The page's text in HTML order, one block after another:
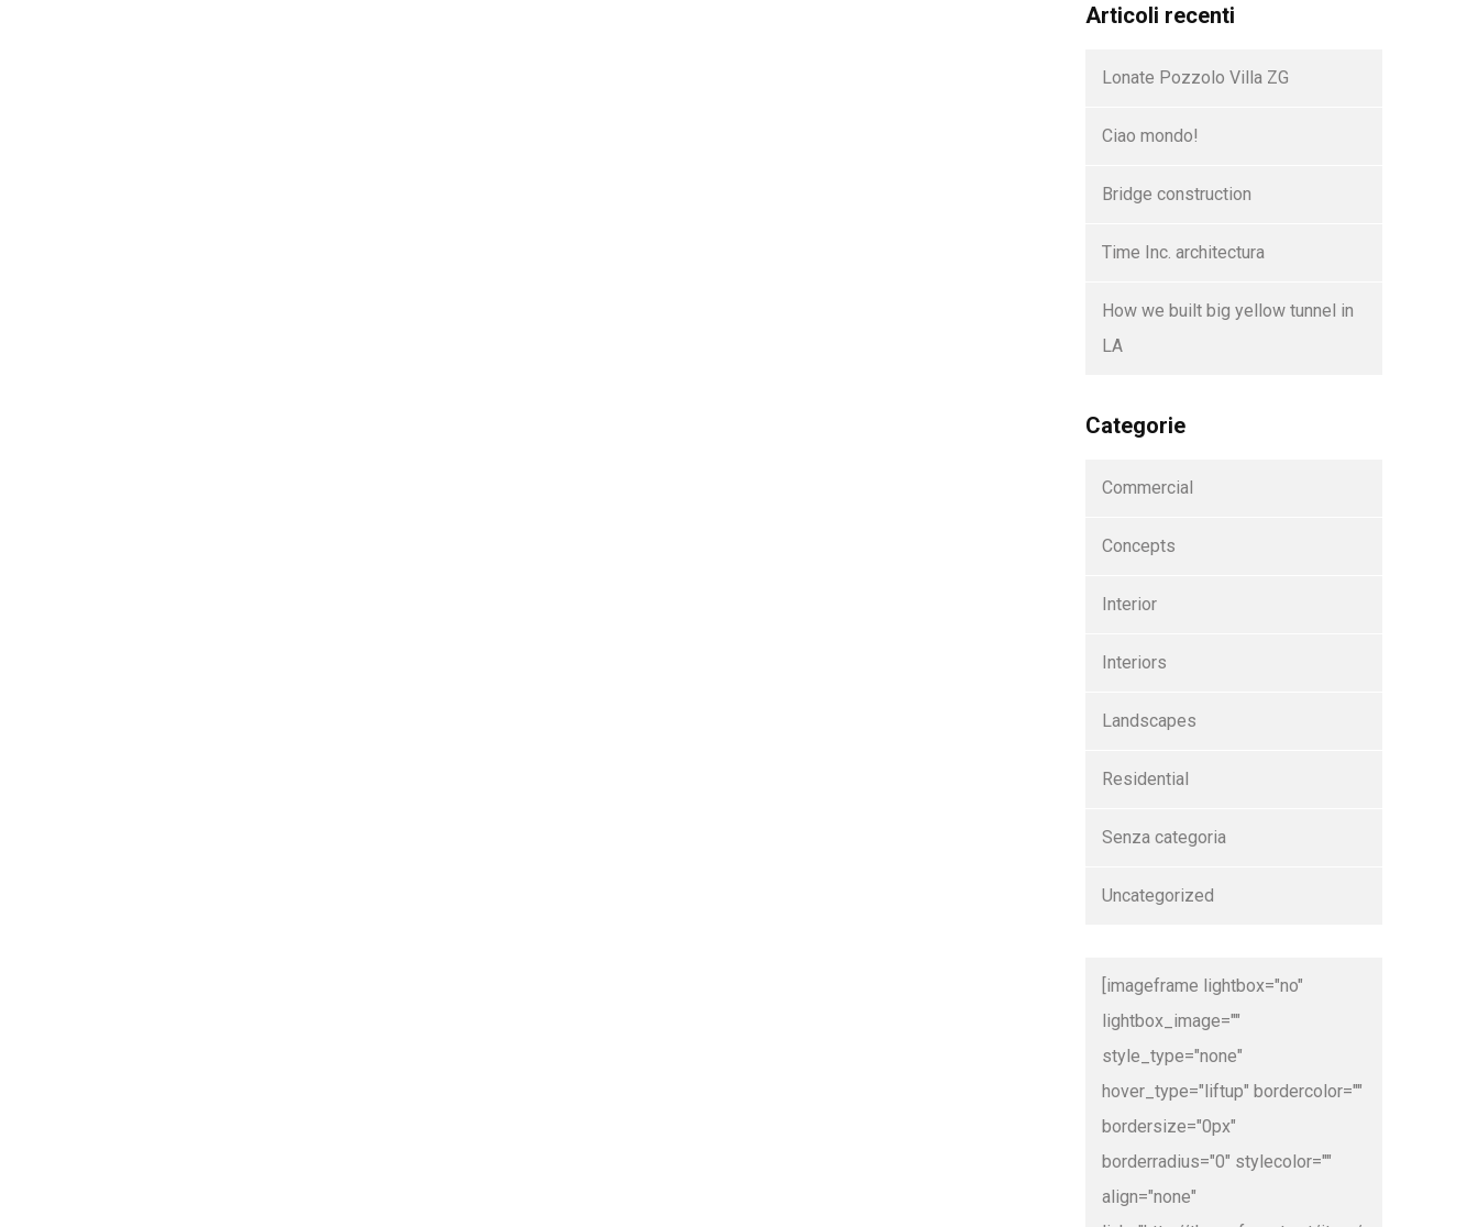
Articoli recenti
Lonate Pozzolo Villa ZG
Ciao mondo!
Bridge construction
Time Inc. architectura
How we built big yellow tunnel in
LA
Categorie
Commercial
Concepts
Interior
Interiors
Landscapes
Residential
Senza categoria
Uncategorized
[imageframe lightbox="no"
lightbox_image=""
style_type="none"
hover_type="liftup" bordercolor=""
bordersize="0px"
borderradius="0" stylecolor=""
align="none"